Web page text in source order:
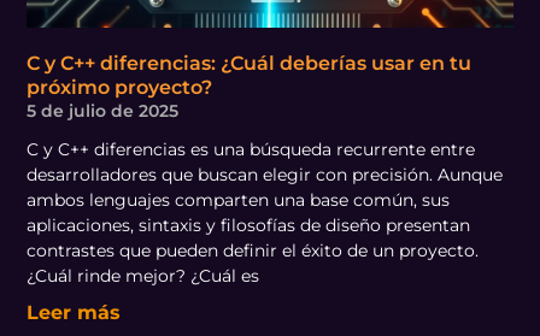
C y C++ diferencias: ¿Cuál deberías usar en tu
próximo proyecto?
5 de julio de 2025
C y C++ diferencias es una búsqueda recurrente entre
desarrolladores que buscan elegir con precisión. Aunque
ambos lenguajes comparten una base común, sus
aplicaciones, sintaxis y filosofías de diseño presentan
contrastes que pueden definir el éxito de un proyecto.
¿Cuál rinde mejor? ¿Cuál es
Leer más